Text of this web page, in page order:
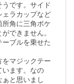
です。サイド
ェラカップなど
角に三角ポケ
できません。
ブルを乗せた
マジックテー
います。なの
と思いまし